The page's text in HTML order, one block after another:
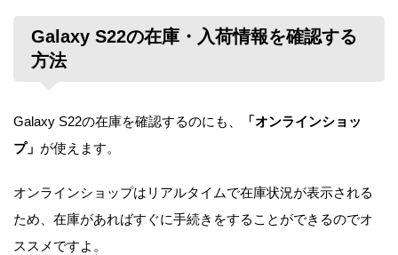
Galaxy S22の在庫・入荷情報を確認する
方法
Galaxy S22の在庫を確認するのにも、
「オンラインショッ
プ」 が使えます。
オンラインショップはリアルタイムで在庫状況が表示される
ため、在庫があればすぐに手続きをすることができるのでオ
ススメですよ。